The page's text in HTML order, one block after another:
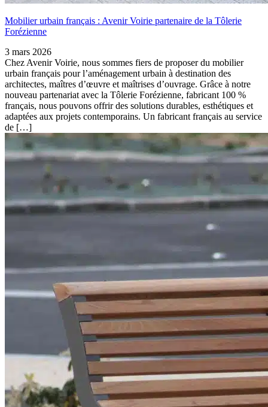
Mobilier urbain français : Avenir Voirie partenaire de la Tôlerie
Forézienne
3 mars 2026
Chez Avenir Voirie, nous sommes fiers de proposer du mobilier
urbain français pour l’aménagement urbain à destination des
architectes, maîtres d’œuvre et maîtrises d’ouvrage. Grâce à notre
nouveau partenariat avec la Tôlerie Forézienne, fabricant 100 %
français, nous pouvons offrir des solutions durables, esthétiques et
adaptées aux projets contemporains. Un fabricant français au service
de […]